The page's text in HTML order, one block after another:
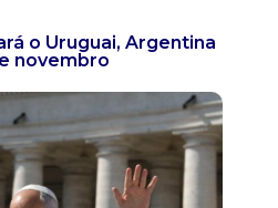
o Uruguai, Argentina
novembro